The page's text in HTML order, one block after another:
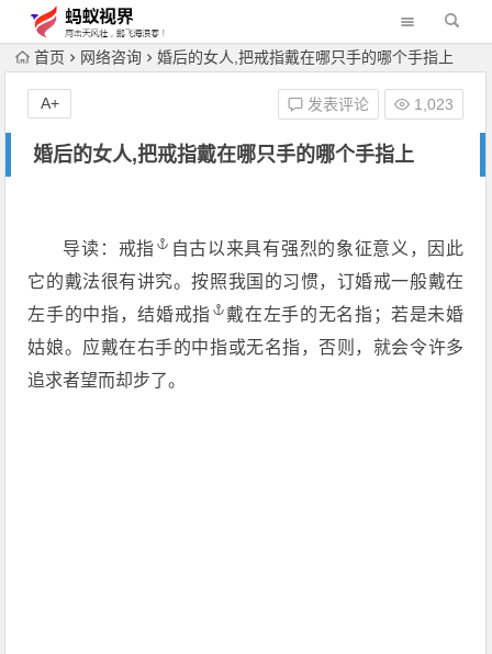
首页 网络咨询 婚后的女人,把戒指戴在哪只手的哪个手指上
婚后的女人,把戒指戴在哪只手的哪个手指上
发表评论 1,023
A+
导读： 戒指
自古以来具有强烈的象征意义，因此
它的戴法很有讲究。按照我国的习惯，订婚戒一般戴在
左手的中指，结婚戒指
戴在左手的无名指；若是未婚
姑娘。应戴在右手的中指或无名指，否则，就会令许多
追求者望而却步了。